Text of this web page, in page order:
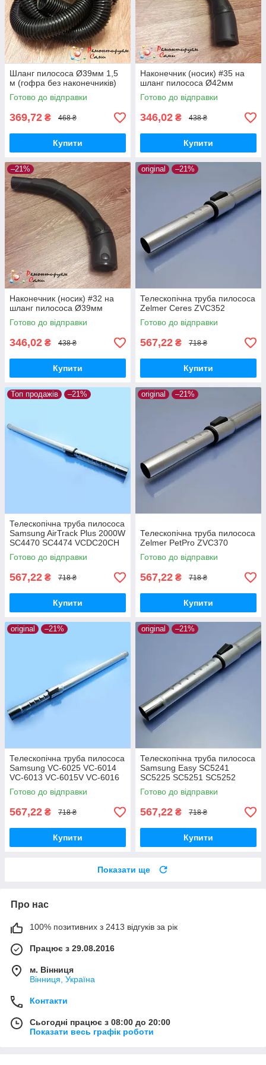
Шланг пилососа Ø39мм 1,5
м (гофра без наконечників)
Готово до відправки
369,72 ₴ 468 ₴
Купити
Наконечник (носик) #35 на
шланг пилососа Ø42мм
Готово до відправки
346,02 ₴ 438 ₴
Купити
–21%
Наконечник (носик) #32 на
шланг пилососа Ø39мм
Готово до відправки
346,02 ₴ 438 ₴
Купити
original –21%
Телескопічна труба пилососа
Zelmer Ceres ZVC352
Готово до відправки
567,22 ₴ 718 ₴
Купити
Топ продажів –21%
Телескопічна труба пилососа
Samsung AirTrack Plus 2000W
SC4470 SC4474 VCDC20CH
SC47F0 SC4720
Готово до відправки
567,22 ₴ 718 ₴
Купити
original –21%
Телескопічна труба пилососа
Zelmer PetPro ZVC370
Готово до відправки
567,22 ₴ 718 ₴
Купити
original –21%
Телескопічна труба пилососа
Samsung VC-6025 VC-6014
VC-6013 VC-6015V VC-6016
VC-6023 VC-6024
Готово до відправки
567,22 ₴ 718 ₴
Купити
original –21%
Телескопічна труба пилососа
Samsung Easy SC5241
SC5225 SC5251 SC5252
SC5255 SC5280
Готово до відправки
567,22 ₴ 718 ₴
Купити
Показати ще
Про нас
100% позитивних з 2413 відгуків за рік
Працює з 29.08.2016
м. Вінниця
Вінниця, Україна
Контакти
Сьогодні працює з 08:00 до 20:00
Показати весь графік роботи